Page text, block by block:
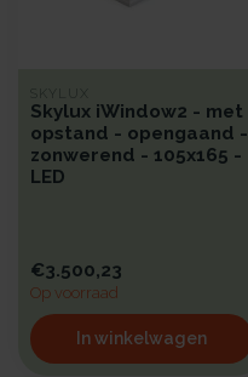
SKYLUX
Skylux iWindow2 - met
opstand - opengaand -
zonwerend - 105x165 -
LED
€3.500,23
Op voorraad
In winkelwagen